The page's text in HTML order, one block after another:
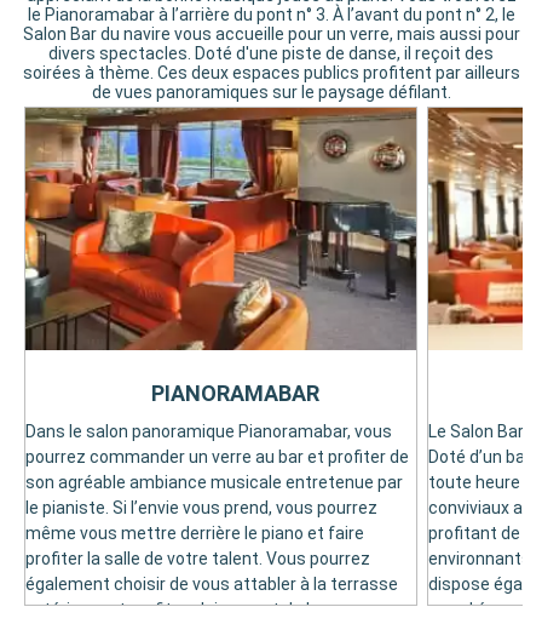
le Pianoramabar à l’arrière du pont n° 3. À l’avant du pont n° 2, le
Salon Bar du navire vous accueille pour un verre, mais aussi pour
divers spectacles. Doté d'une piste de danse, il reçoit des
soirées à thème. Ces deux espaces publics profitent par ailleurs
de vues panoramiques sur le paysage défilant.
Dans le salon panoramique Pianoramabar, vous
pourrez commander un verre au bar et profiter de
son agréable ambiance musicale entretenue par
le pianiste. Si l’envie vous prend, vous pourrez
même vous mettre derrière le piano et faire
profiter la salle de votre talent. Vous pourrez
également choisir de vous attabler à la terrasse
extérieure et profiter pleinement de la vue
PIANORAMABAR
Le Salon Bar
Doté d’un
toute heure
conviviaux
profitant de
environnants
dispose
grand écran